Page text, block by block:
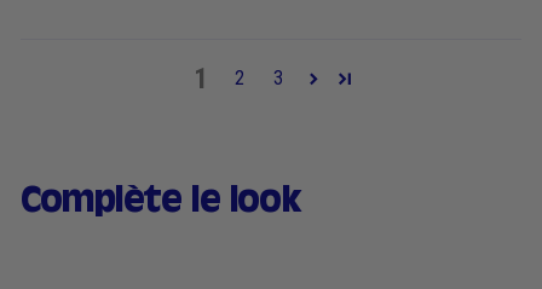
1 2 3
Complète le look